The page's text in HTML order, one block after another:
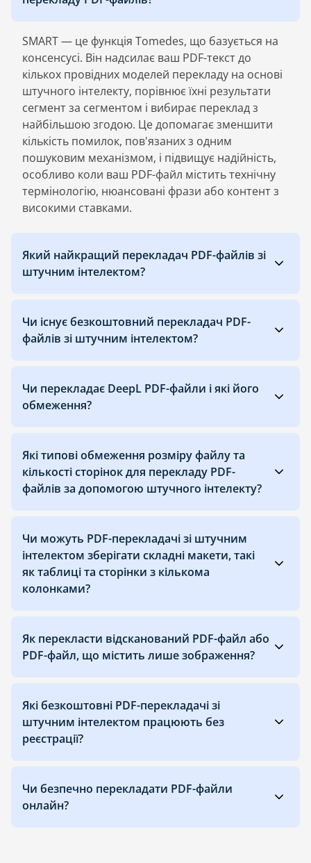
SMART — це функція Tomedes, що базується на
консенсусі. Він надсилає ваш PDF-текст до
кількох провідних моделей перекладу на основі
штучного інтелекту, порівнює їхні результати
сегмент за сегментом і вибирає переклад з
найбільшою згодою. Це допомагає зменшити
кількість помилок, пов'язаних з одним
пошуковим механізмом, і підвищує надійність,
особливо коли ваш PDF-файл містить технічну
термінологію, нюансовані фрази або контент з
високими ставками.
Який найкращий перекладач PDF-файлів зі
штучним інтелектом?
Чи існує безкоштовний перекладач PDF-
файлів зі штучним інтелектом?
Чи перекладає DeepL PDF-файли і які його
обмеження?
Які типові обмеження розміру файлу та
кількості сторінок для перекладу PDF-
файлів за допомогою штучного інтелекту?
Чи можуть PDF-перекладачі зі штучним
інтелектом зберігати складні макети, такі
як таблиці та сторінки з кількома
колонками?
Як перекласти відсканований PDF-файл або
PDF-файл, що містить лише зображення?
Які безкоштовні PDF-перекладачі зі
штучним інтелектом працюють без
реєстрації?
Чи безпечно перекладати PDF-файли
онлайн?